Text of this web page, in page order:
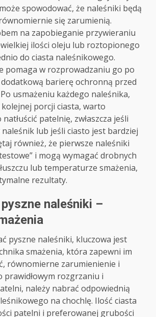
spowodować, że naleśniki będą
się zarumienią.
na zapobieganie przywieraniu
ilości oleju lub roztopionego
do ciasta naleśnikowego.
pomaga w rozprowadzaniu go po
barierę ochronną przed
usmażeniu każdego naleśnika,
porcji ciasta, warto
patelnię, zwłaszcza jeśli
lub jeśli ciasto jest bardziej
również, że pierwsze naleśniki
i mogą wymagać drobnych
lub temperaturze smażenia,
rezultaty.
naleśniki –
pyszne naleśniki, kluczowa jest
smażenia, która zapewni im
równomierne zarumienienie i
prawidłowym rozgrzaniu i
należy nabrać odpowiednią
na chochlę. Ilość ciasta
patelni i preferowanej grubości